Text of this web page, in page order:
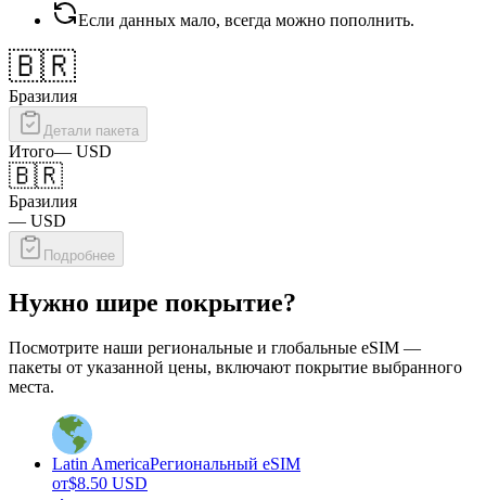
Если данных мало, всегда можно пополнить.
🇧🇷
Бразилия
Детали пакета
Итого— USD
🇧🇷
Бразилия
— USD
Подробнее
Нужно шире покрытие?
Посмотрите наши региональные и глобальные eSIM —
пакеты от указанной цены, включают покрытие выбранного
места.
Latin AmericaРегиональный eSIM
от$8.50 USD